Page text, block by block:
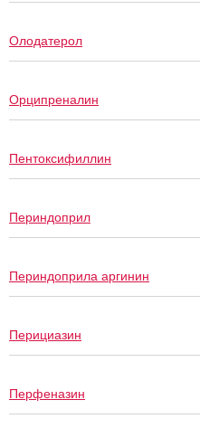
Олодатерол
Орципреналин
Пентоксифиллин
Периндоприл
Периндоприла аргинин
Перициазин
Перфеназин